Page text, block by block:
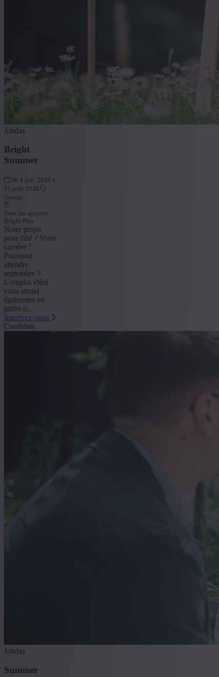
Jobday
Bright
Summer
De 1 juil. 2026 à
31 août 2026
Gratuit
Tous les agences
Bright Plus
Notre projet
pour l'été ? Votre
carrière !
Pourquoi
attendre
septembre ?
L'emploi idéal
vous attend
également en
juillet o...
Inscrivez-vous
Candidats
Jobday
Summer